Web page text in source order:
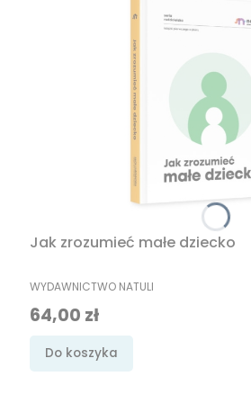
Jak zrozumieć małe dziecko
PRODUCENT
WYDAWNICTWO NATULI
Cena
64,00 zł
Do koszyka